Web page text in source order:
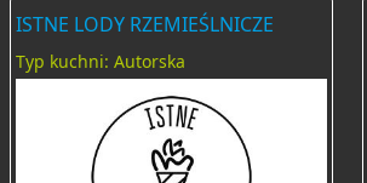
ISTNE LODY RZEMIEŚLNICZE
Typ kuchni: Autorska